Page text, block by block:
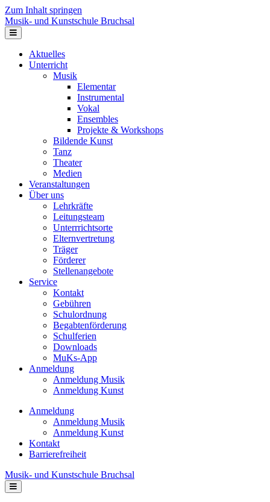
Zum Inhalt springen
Musik- und Kunstschule Bruchsal
Navigation
Aktuelles
Unterricht
Musik
Elementar
Instrumental
Vokal
Ensembles
Projekte & Workshops
Bildende Kunst
Tanz
Theater
Medien
Veranstaltungen
Über uns
Lehrkräfte
Leitungsteam
Unterrrichtsorte
Elternvertretung
Träger
Förderer
Stellenangebote
Service
Kontakt
Gebühren
Schulordnung
Begabtenförderung
Schulferien
Downloads
MuKs-App
Anmeldung
Anmeldung Musik
Anmeldung Kunst
Anmeldung
Anmeldung Musik
Anmeldung Kunst
Kontakt
Barrierefreiheit
Musik- und Kunstschule Bruchsal
Navigation